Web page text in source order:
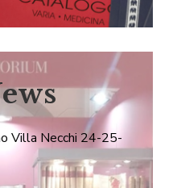
Villa Necchi 24-25-